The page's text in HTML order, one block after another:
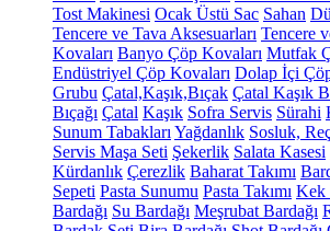
Tost Makinesi Ocak Üstü Sac Sahan
Tencere ve Tava Aksesuarları Tencere
Kovaları Banyo Çöp Kovaları Mutfak
Endüstriyel Çöp Kovaları Dolap İçi
Grubu Çatal,Kaşık,Bıçak Çatal Kaşık
Bıçağı Çatal Kaşık Sofra Servis Sürahi
Sunum Tabakları Yağdanlık Sosluk,
Servis Maşa Seti Şekerlik Salata Kasesi
Kürdanlık Çerezlik Baharat Takımı
Sepeti Pasta Sunumu Pasta Takımı Kek
Bardağı Su Bardağı Meşrubat Bardağı